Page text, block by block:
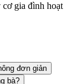
gia đình hoạt
đơn giản
bà?